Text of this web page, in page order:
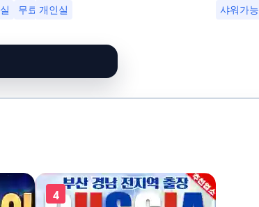
무료주차 수면가능
개인실 샤워가능
4